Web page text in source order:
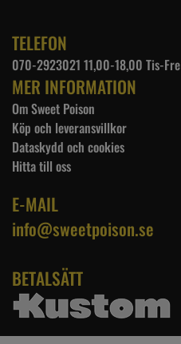
TELEFON
070-2923021 11,00-18,00 Tis-Fre
MER INFORMATION
Om Sweet Poison
Köp och leveransvillkor
Dataskydd och cookies
Hitta till oss
E-MAIL
info@sweetpoison.se
BETALSÄTT